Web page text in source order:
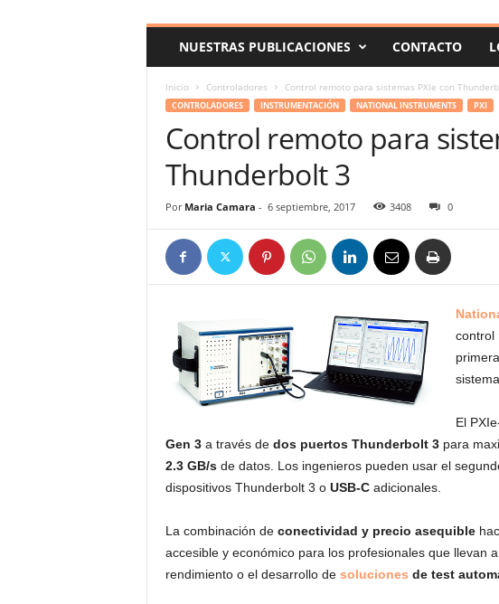
o
NUESTRAS PUBLICACIONES CONTACTO
Inicio Controladores Control remoto para sistemas PXIe con
CONTROLADORES INSTRUMENTACIÓN NATIONAL INSTRUMENTS PXI
Control remoto para
Thunderbolt 3
Por Maria Camara - 6 septiembre, 2017 3408 0
control
El
Gen 3a través de dos puertos Thunderbolt 3para
2.3 GB/sde datos. Los ingenieros pueden usar el
dispositivos Thunderbolt 3 o USB-Cadicionales.
La combinación de conectividad y precio asequible
accesible y económico para los profesionales que llevan
rendimiento o el desarrollo de soluciones de test